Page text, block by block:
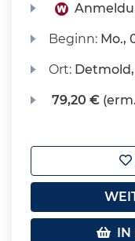
Beginn: Mo.,
Ort: Detmold,
79,20 €
IN